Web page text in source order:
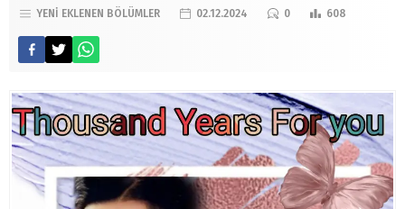
YENİ EKLENEN BÖLÜMLER 02.12.2024 0 608